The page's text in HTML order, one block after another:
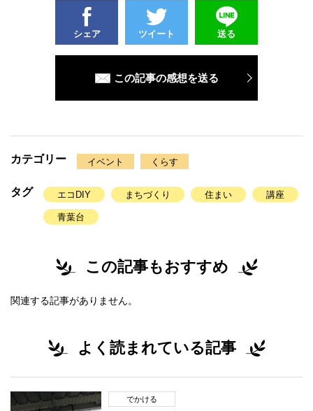
シェア ツイート 送る
この記事の感想を送る
カテゴリー イベント くらす
タグ エコDIY まちづくり 住まい 講座
青葉台
この記事もおすすめ
関連する記事がありません。
よく読まれている記事
でかける